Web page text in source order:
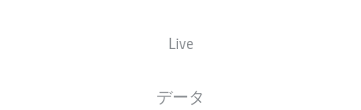
Live
データ
28.06.2005